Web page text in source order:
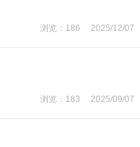
浏览：186 2025/12/07
浏览：183 2025/09/07